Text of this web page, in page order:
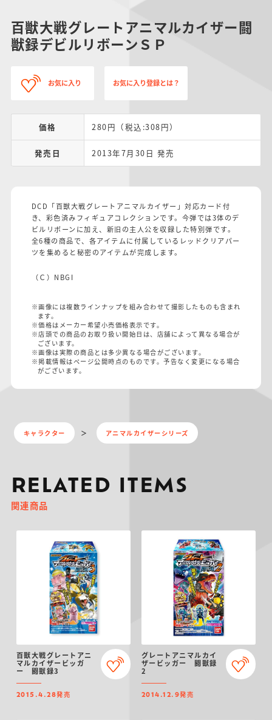
百獣大戦グレートアニマルカイザー闘
獣録デビルリボーンＳＰ
お気に入り お気に入り登録とは？
価格 280円（税込:308円）
発売日 2013年7月30日 発売
DCD「百獣大戦グレートアニマルカイザー」対応カード付
き、彩色済みフィギュアコレクションです。今弾では3体のデ
ビルリボーンに加え、新旧の主人公を収録した特別弾です。
全6種の商品で、各アイテムに付属しているレッドクリアパー
ツを集めると秘密のアイテムが完成します。
（Ｃ）NBGI
※画像には複数ラインナップを組み合わせて撮影したものも含まれ
ます。
※価格はメーカー希望小売価格表示です。
※店頭での商品のお取り扱い開始日は、店舗によって異なる場合が
ございます。
※画像は実際の商品とは多少異なる場合がございます。
※掲載情報はページ公開時点のものです。予告なく変更になる場合
がございます。
キャラクター アニマルカイザーシリーズ
RELATED ITEMS
関連商品
百獣大戦グレートアニ
マルカイザービッガ
ー 闘獣録3
2015.4.28発売
グレートアニマルカイ
ザービッガー 闘獣録
2
2014.12.9発売